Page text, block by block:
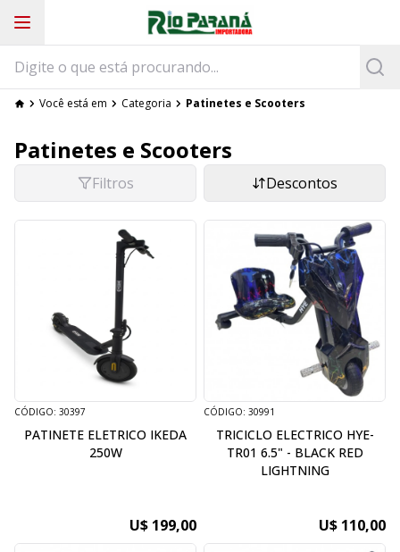
Você está em Categoria Patinetes e Scooters
Patinetes e Scooters
Filtros Descontos
CÓDIGO: 30397
PATINETE ELETRICO IKEDA
250W
U$ 199,00
CÓDIGO: 30991
TRICICLO ELECTRICO HYE-
TR01 6.5" - BLACK RED
LIGHTNING
U$ 110,00